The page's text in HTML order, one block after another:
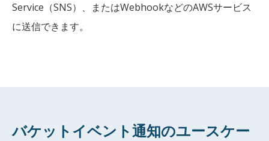
Service（SNS）、またはWebhookなどのAWSサービス
に送信できます。
バケットイベント通知のユースケー